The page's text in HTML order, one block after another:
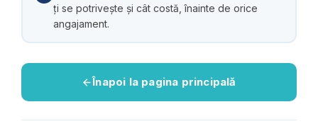
ți se potrivește și cât costă, înainte de orice
angajament.
Înapoi la pagina principală